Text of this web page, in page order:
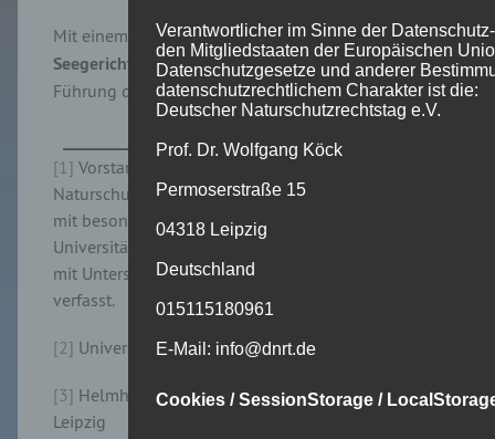
Mit einem Ausflug zumInternationalen
Seegerichtshofund einer aufschlussreichen
Führung dort schloss die Tagung ab.
[1] Vorstandsmitglied des Deutschen
Naturschutzrechtstags e.V.; bis 2024 Mitarbeiterin
mit besonderen Lehraufgaben im Umweltrecht der
Universität Greifswald. Der Tagungsbericht wurde
mit Unterstützung von Prof. Gerold Janssen
verfasst.
[2] Universität Hamburg.
[3] Helmholtz-Zentrum für Umweltforschung,
Leipzig
Verantwortlicher im Sinne der
den Mitgliedstaaten der Europäischen
Datenschutzgesetze und anderer
datenschutzrechtlichem Charakter ist die:
Deutscher Naturschutzrechtstag e.V.
Prof. Dr. Wolfgang Köck
Permoserstraße 15
04318 Leipzig
Deutschland
015115180961
E-Mail: info@dnrt.de
Cookies / SessionStorage /